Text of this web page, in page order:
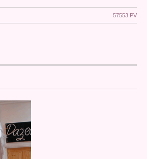
57553 PV